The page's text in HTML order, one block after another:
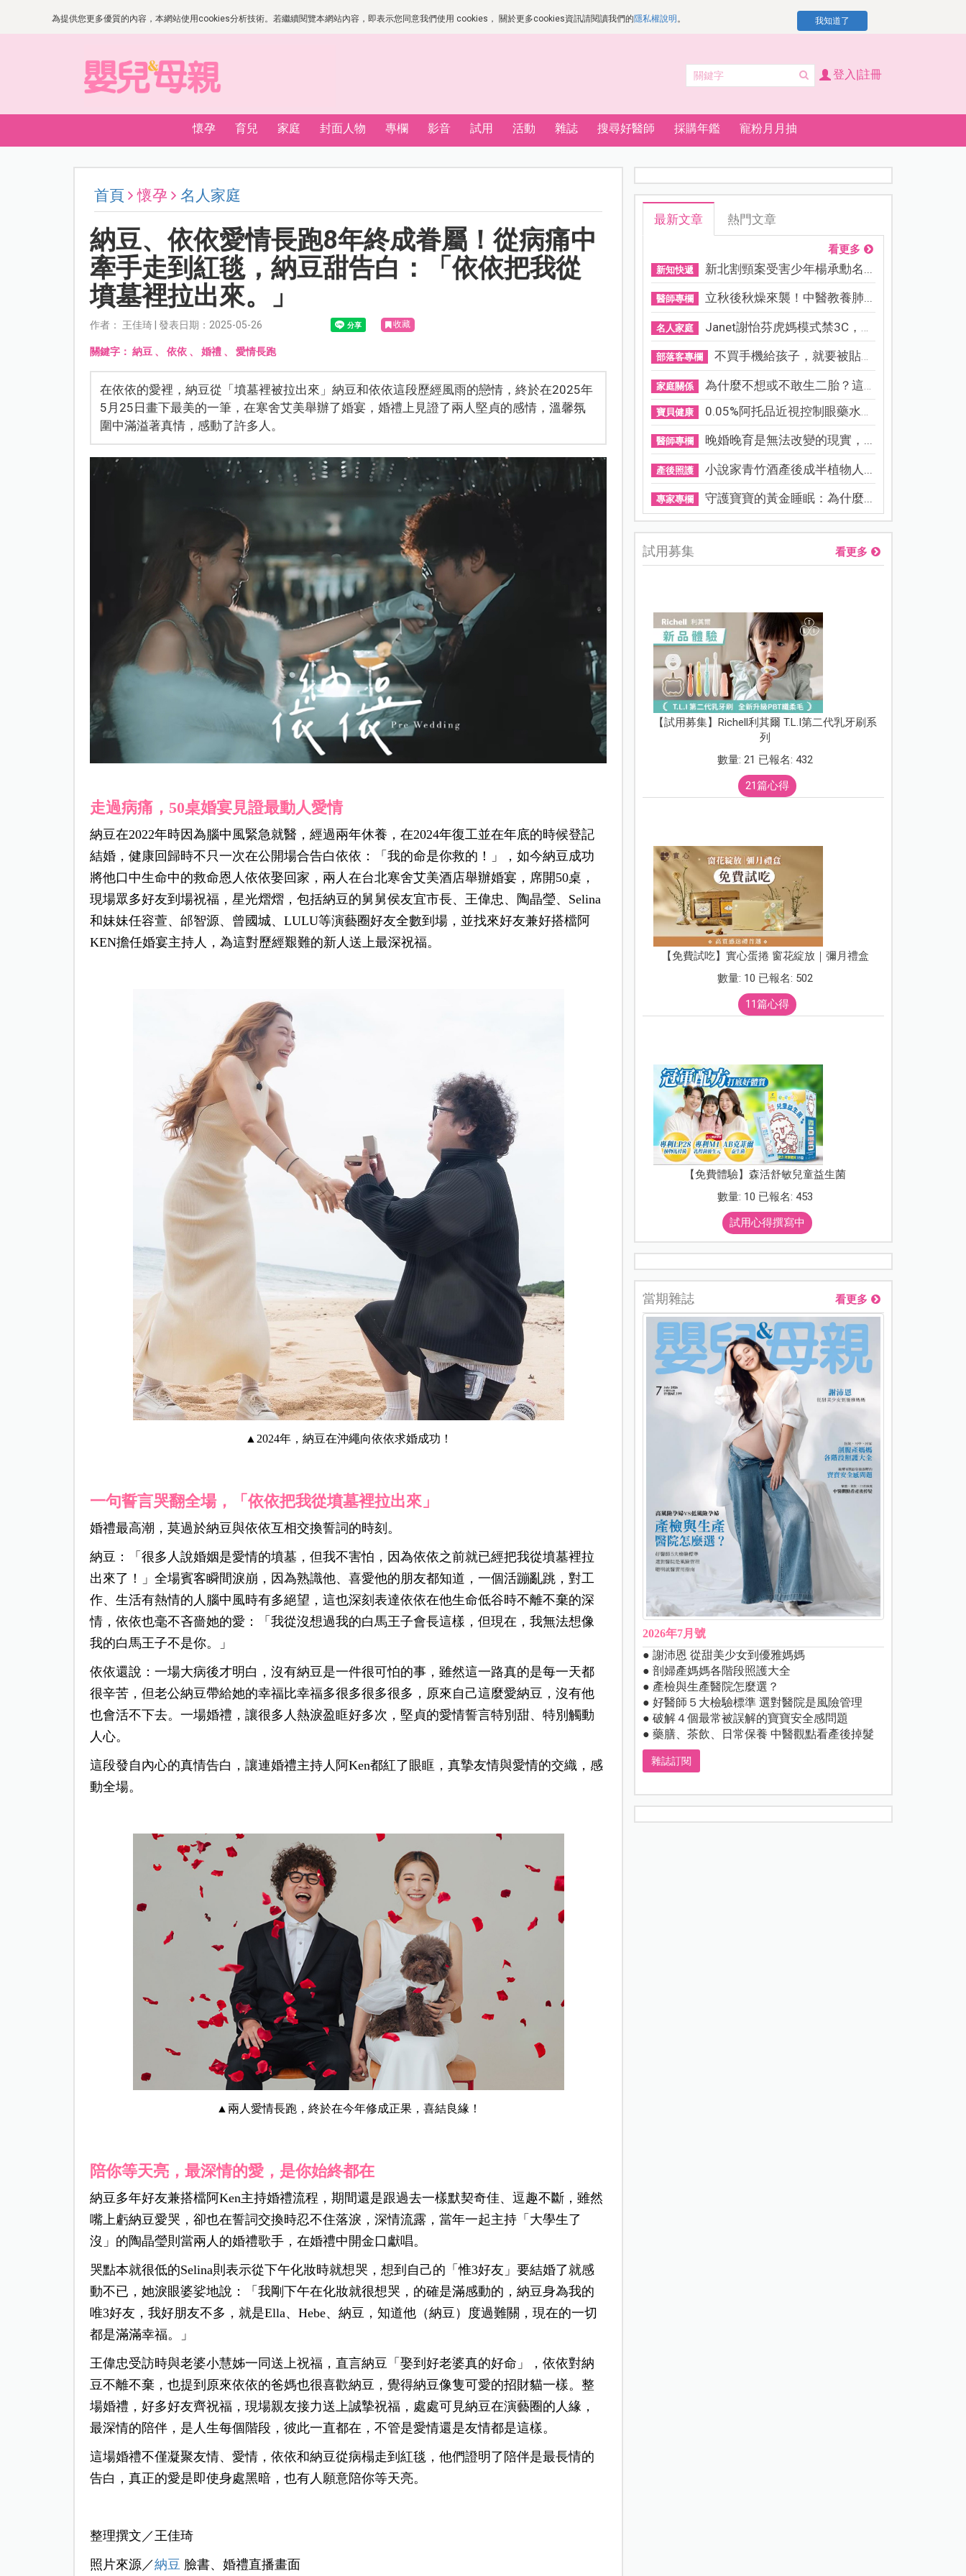
為提供您更多優質的內容，本網站使用cookies分析技術。若繼續閱覽本網站內容，即表示您同意我們使用 cookies， 關於更多cookies資訊請閱讀我們的隱私權說明 。 我知道了
登入|註冊
懷孕 育兒 家庭 封面人物 專欄 影音 試用 活動 雜誌 搜尋好醫師 採購年鑑 寵粉月月抽
首頁 懷孕 名人家庭
納豆、依依愛情長跑8年終成眷屬！從病痛中
牽手走到紅毯，納豆甜告白：「依依把我從
墳墓裡拉出來。」
作者： 王佳琦 | 發表日期：2025-05-26 收藏
關鍵字： 納豆 、 依依、 婚禮、 愛情長跑
在依依的愛裡，納豆從「墳墓裡被拉出來」納豆和依依這段歷經風雨的戀情，終於在2025年
5月25日畫下最美的一筆，在寒舍艾美舉辦了婚宴，婚禮上見證了兩人堅貞的感情，溫馨氛
圍中滿溢著真情，感動了許多人。
走過病痛，50桌婚宴見證最動人愛情
納豆在2022年時因為腦中風緊急就醫，經過兩年休養，在2024年復工並在年底的時候登記
結婚，健康回歸時不只一次在公開場合告白依依：「我的命是你救的！」，如今納豆成功
將他口中生命中的救命恩人依依娶回家，兩人在台北寒舍艾美酒店舉辦婚宴，席開50桌，
現場眾多好友到場祝福，星光熠熠，包括納豆的舅舅侯友宜市長、王偉忠、陶晶瑩、Selina
和妹妹任容萱、邰智源、曾國城、LULU等演藝圈好友全數到場，並找來好友兼好搭檔阿
KEN擔任婚宴主持人，為這對歷經艱難的新人送上最深祝福。
▲2024年，納豆在沖繩向依依求婚成功！
一句誓言哭翻全場，「依依把我從墳墓裡拉出來」
婚禮最高潮，莫過於納豆與依依互相交換誓詞的時刻。
納豆：「很多人說婚姻是愛情的墳墓，但我不害怕，因為依依之前就已經把我從墳墓裡拉
出來了！」全場賓客瞬間淚崩，因為熟識他、喜愛他的朋友都知道，一個活蹦亂跳，對工
作、生活有熱情的人腦中風時有多絕望，這也深刻表達依依在他生命低谷時不離不棄的深
情，依依也毫不吝嗇她的愛：「我從沒想過我的白馬王子會長這樣，但現在，我無法想像
我的白馬王子不是你。」
依依還說：一場大病後才明白，沒有納豆是一件很可怕的事，雖然這一路真的是每一天都
很辛苦，但老公納豆帶給她的幸福比幸福多很多很多很多，原來自己這麼愛納豆，沒有他
也會活不下去。一場婚禮，讓很多人熱淚盈眶好多次，堅貞的愛情誓言特別甜、特別觸動
人心。
這段發自內心的真情告白，讓連婚禮主持人阿Ken都紅了眼眶，真摯友情與愛情的交織，感
動全場。
▲兩人愛情長跑，終於在今年修成正果，喜結良緣！
陪你等天亮，最深情的愛，是你始終都在
納豆多年好友兼搭檔阿Ken主持婚禮流程，期間還是跟過去一樣默契奇佳、逗趣不斷，雖然
嘴上虧納豆愛哭，卻也在誓詞交換時忍不住落淚，深情流露，當年一起主持「大學生了
沒」的陶晶瑩則當兩人的婚禮歌手，在婚禮中開金口獻唱。
哭點本就很低的Selina則表示從下午化妝時就想哭，想到自己的「惟3好友」要結婚了就感
動不已，她淚眼婆娑地說：「我剛下午在化妝就很想哭，的確是滿感動的，納豆身為我的
唯3好友，我好朋友不多，就是Ella、Hebe、納豆，知道他（納豆）度過難關，現在的一切
都是滿滿幸福。」
王偉忠受訪時與老婆小慧姊一同送上祝福，直言納豆「娶到好老婆真的好命」，依依對納
豆不離不棄，也提到原來依依的爸媽也很喜歡納豆，覺得納豆像隻可愛的招財貓一樣。整
場婚禮，好多好友齊祝福，現場親友接力送上誠摯祝福，處處可見納豆在演藝圈的人緣，
最深情的陪伴，是人生每個階段，彼此一直都在，不管是愛情還是友情都是這樣。
這場婚禮不僅凝聚友情、愛情，依依和納豆從病榻走到紅毯，他們證明了陪伴是最長情的
告白， 真正的愛是即使身處黑暗，也有人願意陪你等天亮。
整理撰文／王佳琦
照片來源／納豆 臉書、婚禮直播畫面
最新文章 熱門文章
看更多
新知快遞 新北割頸案受害少年楊承勳名...
醫師專欄 立秋後秋燥來襲！中醫教養肺...
名人家庭 Janet謝怡芬虎媽模式禁3C，看...
部落客專欄 不買手機給孩子，就要被貼「...
家庭關係 為什麼不想或不敢生二胎？這8...
寶貝健康 0.05%阿托品近視控制眼藥水納...
醫師專欄 晚婚晚育是無法改變的現實，...
產後照護 小說家青竹酒產後成半植物人...
專家專欄 守護寶寶的黃金睡眠：為什麼...
試用募集 看更多
【試用募集】Richell利其爾 T.L.I第二代乳牙刷系
列
數量: 21 已報名: 432
21篇心得
【免費試吃】實心蛋捲 窗花綻放｜彌月禮盒
數量: 10 已報名: 502
11篇心得
【免費體驗】森活舒敏兒童益生菌
數量: 10 已報名: 453
試用心得撰寫中
當期雜誌 看更多
2026年7月號
● 謝沛恩 從甜美少女到優雅媽媽
● 剖婦產媽媽各階段照護大全
● 產檢與生產醫院怎麼選？
● 好醫師５大檢驗標準 選對醫院是風險管理
● 破解４個最常被誤解的寶寶安全感問題
● 藥膳、茶飲、日常保養 中醫觀點看產後掉髮
雜誌訂閱